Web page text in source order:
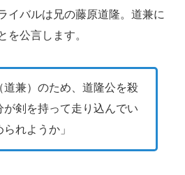
イバルは兄の藤原道隆。道兼に
を公言します。
道兼）のため、道隆公を殺
が剣を持って走り込んでい
れようか」